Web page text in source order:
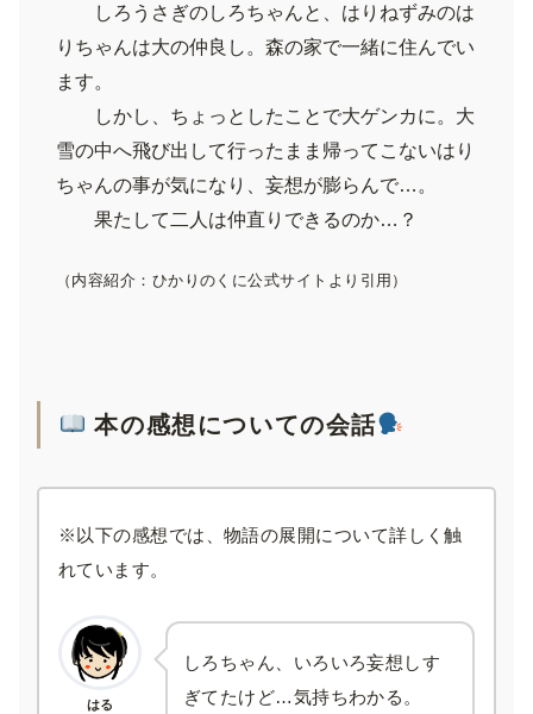
しろうさぎのしろちゃんと、はりねずみのは
りちゃんは大の仲良し。森の家で一緒に住んでい
ます。
しかし、ちょっとしたことで大ゲンカに。大
雪の中へ飛び出して行ったまま帰ってこないはり
ちゃんの事が気になり、妄想が膨らんで…。
果たして二人は仲直りできるのか…？
（内容紹介：ひかりのくに公式サイトより引用）
本の感想についての会話
※以下の感想では、物語の展開について詳しく触
れています。
はる
しろちゃん、いろいろ妄想しす
ぎてたけど…気持ちわかる。